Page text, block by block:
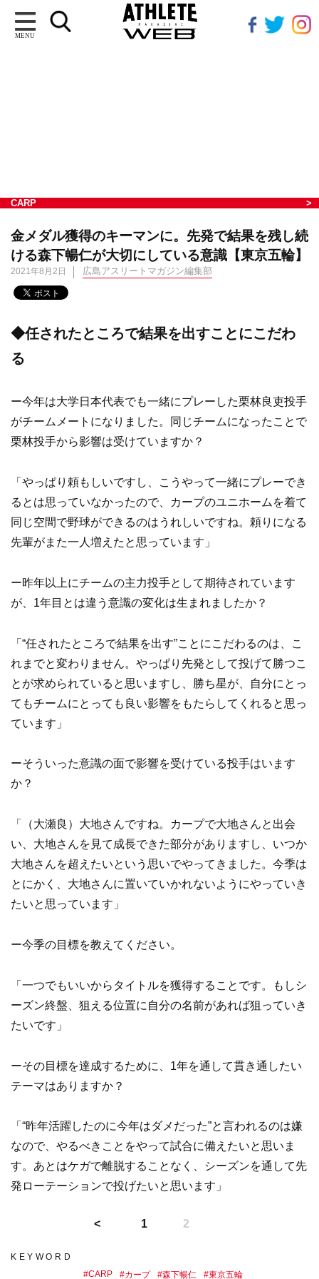
MENU
CARP
金メダル獲得のキーマンに。先発で結果を残し続
ける森下暢仁が大切にしている意識【東京五輪】
2021年8月2日 広島アスリートマガジン編集部
◆任されたところで結果を出すことにこだわ
る
ー今年は大学日本代表でも一緒にプレーした栗林良吏投手
がチームメートになりました。同じチームになったことで
栗林投手から影響は受けていますか？
「やっぱり頼もしいですし、こうやって一緒にプレーでき
るとは思っていなかったので、カープのユニホームを着て
同じ空間で野球ができるのはうれしいですね。頼りになる
先輩がまた一人増えたと思っています」
ー昨年以上にチームの主力投手として期待されています
が、1年目とは違う意識の変化は生まれましたか？
「“任されたところで結果を出す”ことにこだわるのは、こ
れまでと変わりません。やっぱり先発として投げて勝つこ
とが求められていると思いますし、勝ち星が、自分にとっ
てもチームにとっても良い影響をもたらしてくれると思っ
ています」
ーそういった意識の面で影響を受けている投手はいます
か？
「（大瀬良）大地さんですね。カープで大地さんと出会
い、大地さんを見て成長できた部分がありますし、いつか
大地さんを超えたいという思いでやってきました。今季は
とにかく、大地さんに置いていかれないようにやっていき
たいと思っています」
ー今季の目標を教えてください。
「一つでもいいからタイトルを獲得することです。もしシ
ーズン終盤、狙える位置に自分の名前があれば狙っていき
たいです」
ーその目標を達成するために、1年を通して貫き通したい
テーマはありますか？
「“昨年活躍したのに今年はダメだった”と言われるのは嫌
なので、やるべきことをやって試合に備えたいと思いま
す。あとはケガで離脱することなく、シーズンを通して先
発ローテーションで投げたいと思います」
1 2
KEYWORD
#CARP #カープ #森下暢仁 #東京五輪